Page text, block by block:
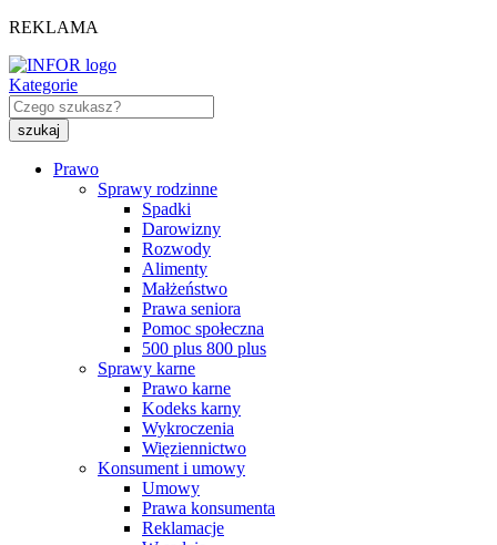
REKLAMA
Kategorie
Prawo
Sprawy rodzinne
Spadki
Darowizny
Rozwody
Alimenty
Małżeństwo
Prawa seniora
Pomoc społeczna
500 plus 800 plus
Sprawy karne
Prawo karne
Kodeks karny
Wykroczenia
Więziennictwo
Konsument i umowy
Umowy
Prawa konsumenta
Reklamacje